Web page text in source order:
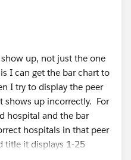
and correct to close this
up, not just the one
I can get the bar chart to
I try to display the peer
up incorrectly. For
hospital and the bar
hospitals in that peer
title it displays 1-25